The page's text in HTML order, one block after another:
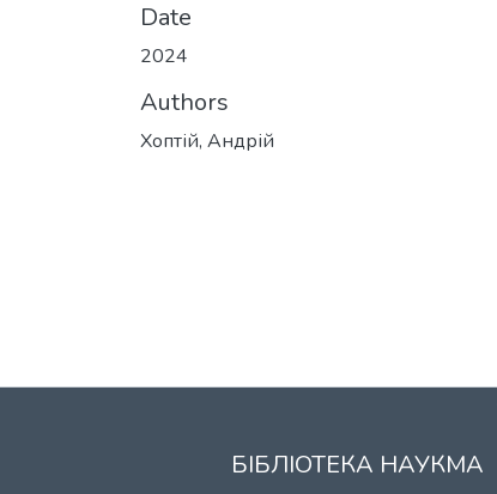
Date
2024
Authors
Хоптій, Андрій
БІБЛІОТЕКА НАУКМА